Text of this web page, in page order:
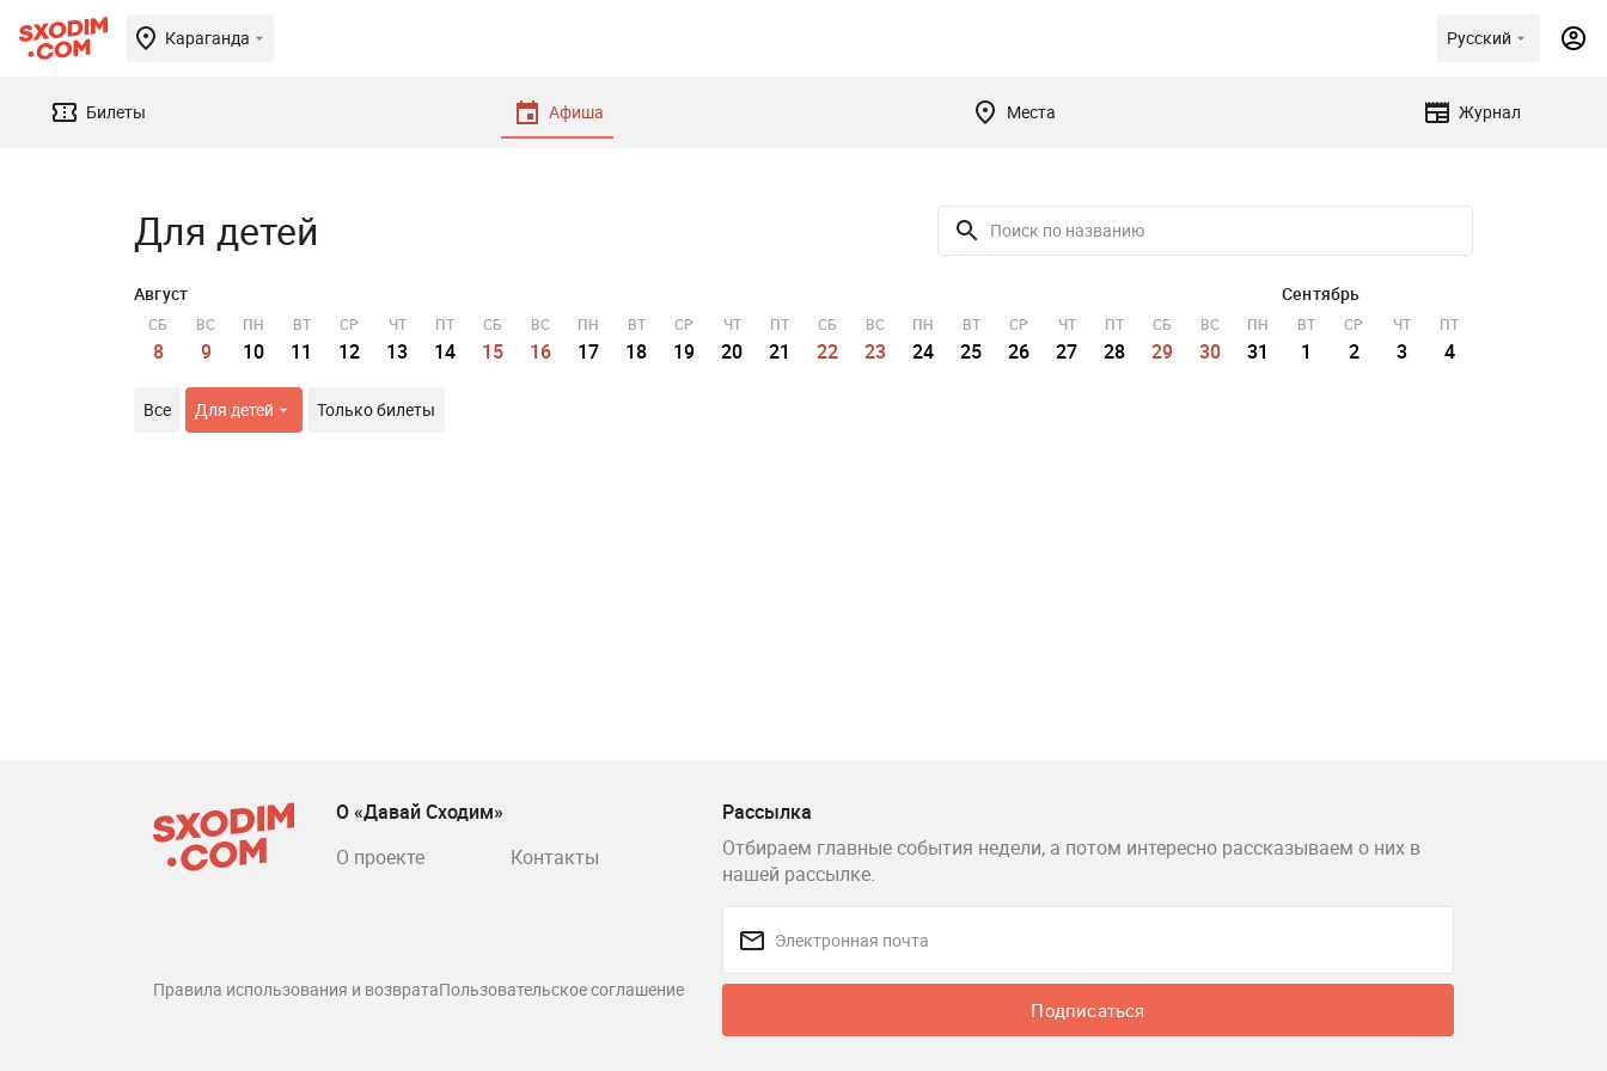
Караганда Русский
Билеты Афиша Места Журнал
Для детей
Август
СБ
8
ВС
9
ПН
10
ВТ
11
СР
12
ЧТ
13
ПТ
14
СБ
15
ВС
16
ПН
17
ВТ
18
СР
19
ЧТ
20
ПТ
21
СБ
22
ВС
23
ПН
24
ВТ
25
СР
26
ЧТ
27
ПТ
28
СБ
29
ВС
30
ПН
31
Сентябрь
ВТ
1
СР
2
ЧТ
3
ПТ
4
Все Для детей Только билеты
Рассылка
Отбираем главные события недели, а потом интересно рассказываем о них в
нашей рассылке.
Подписаться
О «Давай Сходим»
О проекте
Контакты
Правила использования и возвратаПользовательское соглашение